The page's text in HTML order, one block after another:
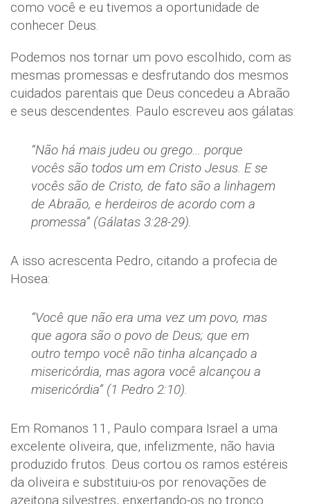
como você e eu tivemos a oportunidade de
conhecer Deus.
Podemos nos tornar um povo escolhido, com as
mesmas promessas e desfrutando dos mesmos
cuidados parentais que Deus concedeu a Abraão
e seus descendentes. Paulo escreveu aos gálatas:
“Não há mais judeu ou grego… porque
vocês são todos um em Cristo Jesus. E se
vocês são de Cristo, de fato são a linhagem
de Abraão, e herdeiros de acordo com a
promessa” (Gálatas 3:28-29).
A isso acrescenta Pedro, citando a profecia de
Hosea:
“Você que não era uma vez um povo, mas
que agora são o povo de Deus; que em
outro tempo você não tinha alcançado a
misericórdia, mas agora você alcançou a
misericórdia” (1 Pedro 2:10).
Em Romanos 11, Paulo compara Israel a uma
excelente oliveira, que, infelizmente, não havia
produzido frutos. Deus cortou os ramos estéreis
da oliveira e substituiu-os por renovações de
azeitona silvestres, enxertando-os no tronco